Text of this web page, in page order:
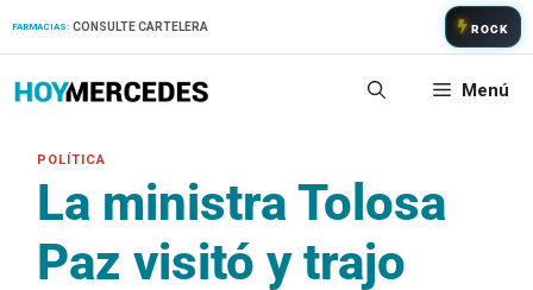
FARMACIAS: CONSULTE CARTELERA ROCK
Menú
La ministra Tolosa
Paz visitó y trajo